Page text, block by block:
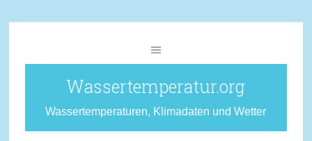
Wassertemperatur.org
Wassertemperaturen, Klimadaten und Wetter